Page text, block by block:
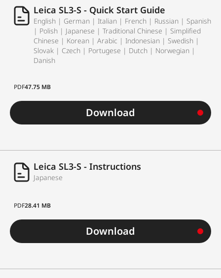
Leica SL3-S - Quick Start Guide
English | German | Italian | French | Russian | Spanish
| Polish | Japanese | Traditional Chinese | Simplified
Chinese | Korean | Arabic | Indonesian | Swedish |
Slovak | Czech | Portugese | Dutch | Norwegian |
Danish
PDF47.75 MB
Download
Leica SL3-S - Instructions
Japanese
PDF28.41 MB
Download